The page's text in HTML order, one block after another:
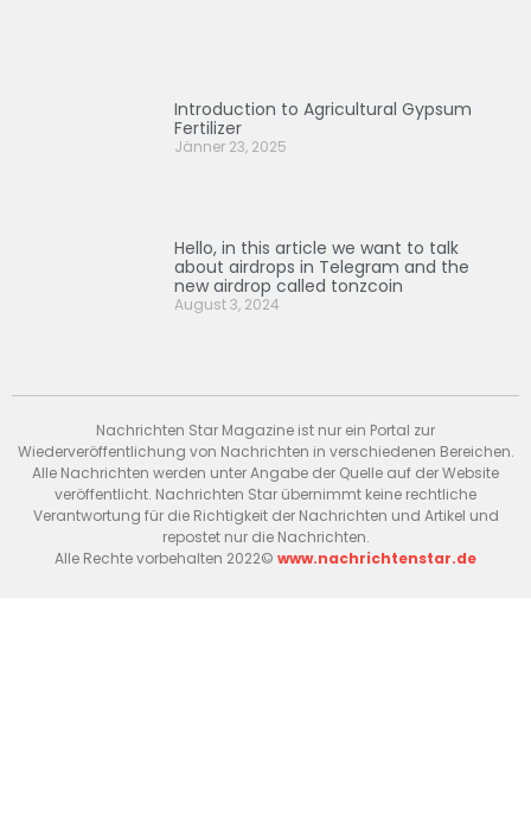
Introduction to Agricultural Gypsum
Fertilizer
Jänner 23, 2025
Hello, in this article we want to talk
about airdrops in Telegram and the
new airdrop called tonzcoin
August 3, 2024
Nachrichten Star Magazine ist nur ein Portal zur
Wiederveröffentlichung von Nachrichten in verschiedenen Bereichen.
Alle Nachrichten werden unter Angabe der Quelle auf der Website
veröffentlicht. Nachrichten Star übernimmt keine rechtliche
Verantwortung für die Richtigkeit der Nachrichten und Artikel und
repostet nur die Nachrichten.
Alle Rechte vorbehalten 2022© www.nachrichtenstar.de